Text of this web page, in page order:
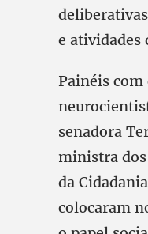
e atividades
Painéis com
senadora
ministra
da
colocaram